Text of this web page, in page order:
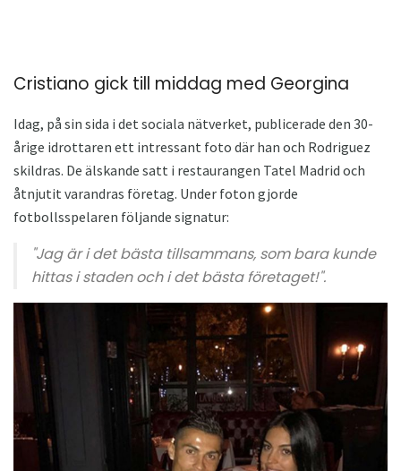
Cristiano gick till middag med Georgina
Idag, på sin sida i det sociala nätverket, publicerade den 30-
årige idrottaren ett intressant foto där han och Rodriguez
skildras. De älskande satt i restaurangen Tatel Madrid och
åtnjutit varandras företag. Under foton gjorde
fotbollsspelaren följande signatur:
"Jag är i det bästa tillsammans, som bara kunde
hittas i staden och i det bästa företaget!".